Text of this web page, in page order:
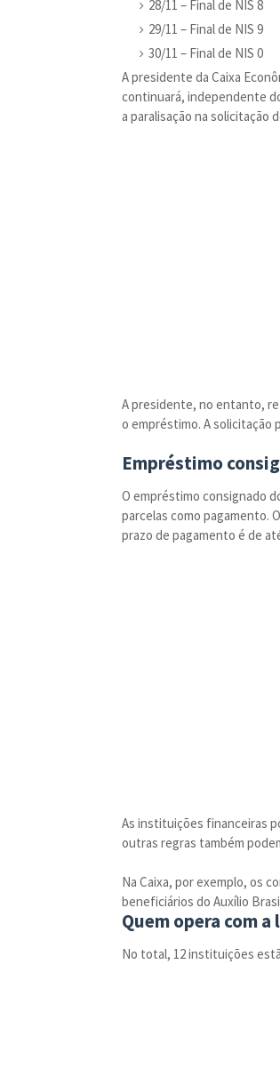
28/11 – Final de NIS 8
29/11 – Final de NIS 9
30/11 – Final de NIS 0
A presidente da Caixa
continuará, independente
a paralisação na solicitação
A presidente, no entanto,
o empréstimo. A solicitação
Empréstimo
O empréstimo consignado
parcelas como pagamento.
prazo de pagamento é de
As instituições financeiras
outras regras também
Na Caixa, por exemplo, os
beneficiários do Auxílio
Quem opera com
No total, 12 instituições